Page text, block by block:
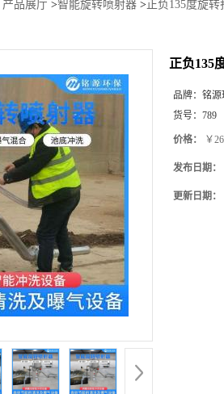
产品展厅 >智能旋转喷射器 >正负135度旋
正负135
品牌： 铭源
货号： 789
价格： ￥
发布日期：
更新日期：